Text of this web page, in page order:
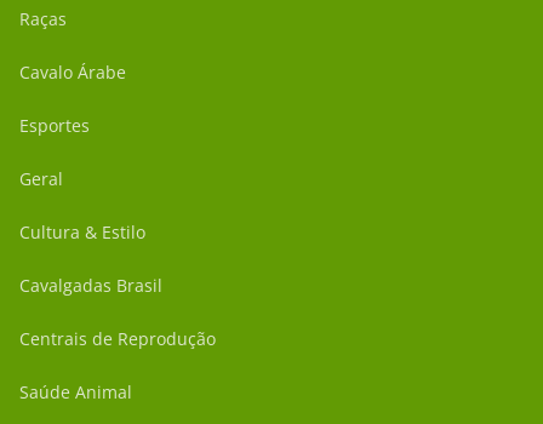
Raças
Cavalo Árabe
Esportes
Geral
Cultura & Estilo
Cavalgadas Brasil
Centrais de Reprodução
Saúde Animal